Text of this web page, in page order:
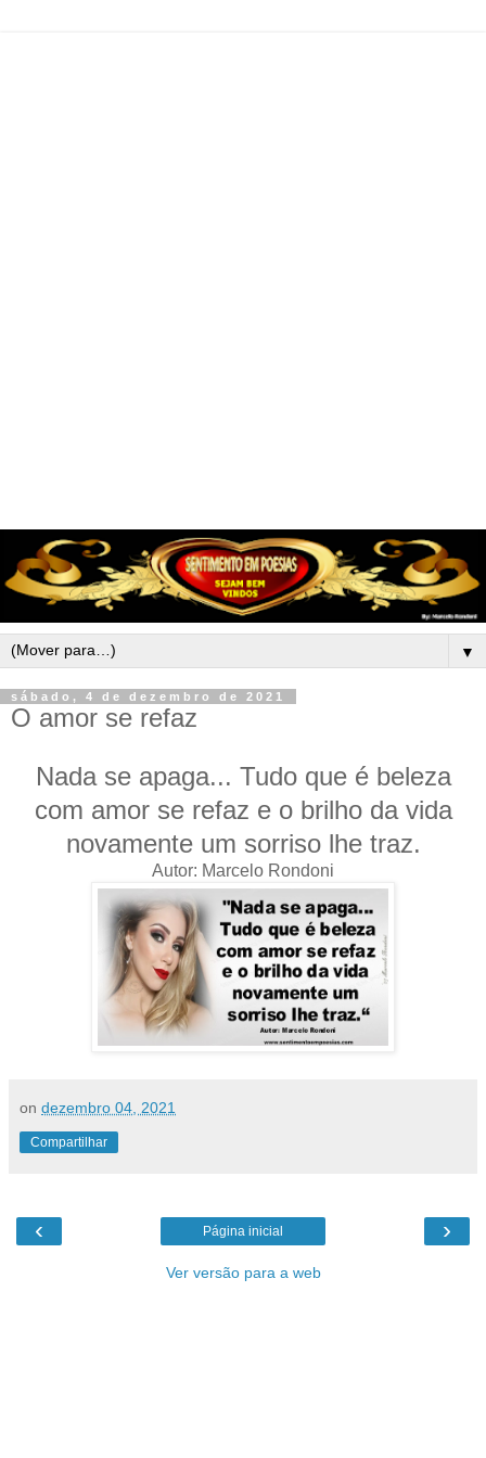
▼
sábado, 4 de dezembro de 2021
O amor se refaz
Nada se apaga... Tudo que é beleza
com amor se refaz e o brilho da vida
novamente um sorriso lhe traz.
Autor: Marcelo Rondoni
on dezembro 04, 2021
Compartilhar
‹ ›
Página inicial
Ver versão para a web